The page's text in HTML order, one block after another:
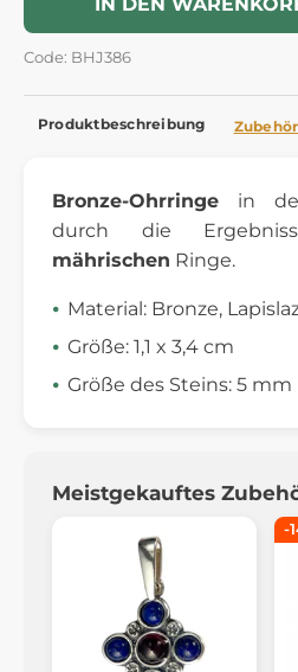
Code: BHJ386
Produktbeschreibung Zubehör
Bronze-Ohrringe in
durch die
mährischen Ringe.
Material: Bronze,
Größe: 1,1 x 3,4 cm
Größe des Steins: 5 mm
Meistgekauftes
-